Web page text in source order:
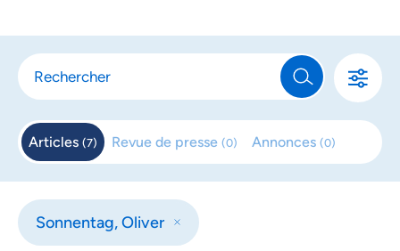
Articles (7) Revue de presse (0) Annonces (0)
Sonnentag, Oliver